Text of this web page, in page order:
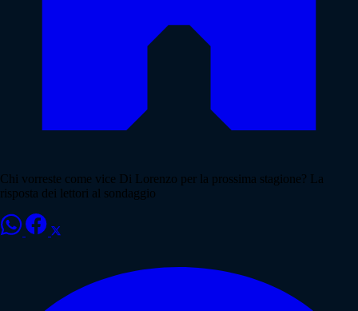
Chi vorreste come vice Di Lorenzo per la prossima stagione? La
risposta dei lettori al sondaggio